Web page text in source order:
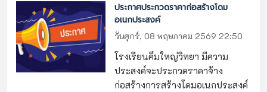
ประกาศประกวดราคาก่อสร้างโดม
อเนกประสงค์
วันศุกร์, 08 พฤษภาคม 2569 22:50
โรงเรียนคึมใหญ่วิทยา มีความ
ประสงค์จะประกวดราคาจ้าง
ก่อสร้างการสร้างโดมอเนกประสงค์